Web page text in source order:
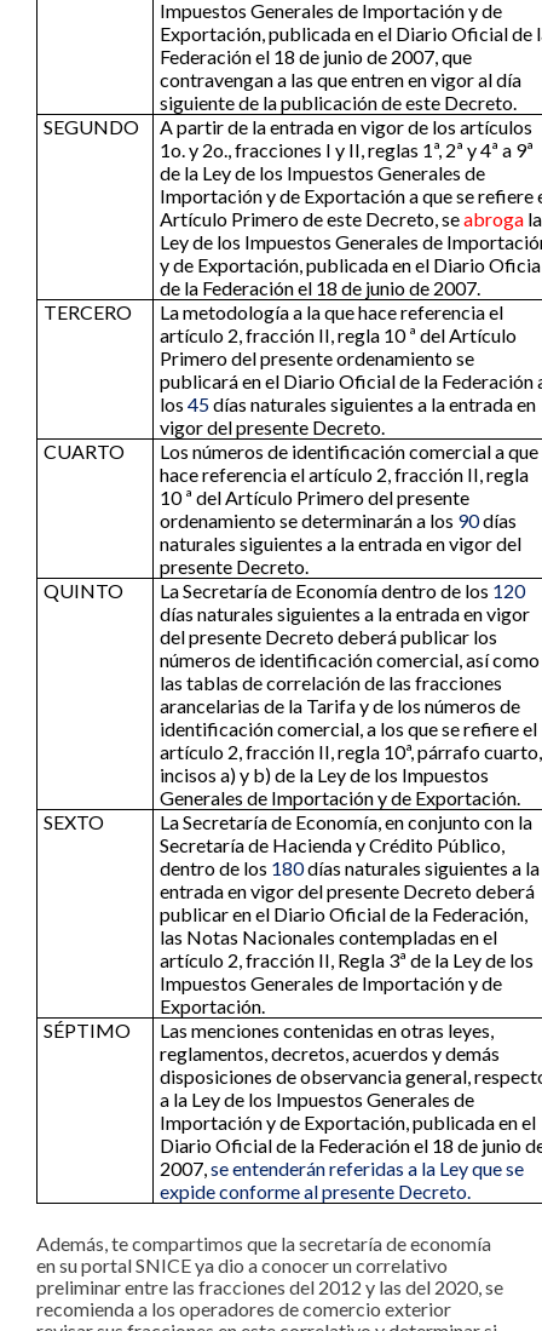
Impuestos Generales de Importación y de
Exportación, publicada en el Diario Oficial de
Federación el 18 de junio de 2007, que
contravengan a las que entren en vigor al día
siguiente de la publicación de este Decreto.
SEGUNDO
A partir de la entrada en vigor de los artículos
1o. y 2o., fracciones I y II, reglas 1ª, 2ª y 4ª a 9ª
de la Ley de los Impuestos Generales de
Importación y de Exportación a que se refiere
Artículo Primero de este Decreto, seabroga la
Ley de los Impuestos Generales de
y de Exportación, publicada en el Diario
de la Federación el 18 de junio de 2007.
TERCERO
La metodología a la que hace referencia el
artículo 2, fracción II, regla 10 ª del Artículo
Primero del presente ordenamiento se
publicará en el Diario Oficial de la Federación
los 45días naturales siguientes a la entrada en
vigor del presente Decreto.
CUARTO
Los números de identificación comercial a que
hace referencia el artículo 2, fracción II, regla
10 ª del Artículo Primero del presente
ordenamiento se determinarán a los 90días
naturales siguientes a la entrada en vigor del
presente Decreto.
QUINTO
La Secretaría de Economía dentro de los 120
días naturales siguientes a la entrada en vigor
del presente Decreto deberá publicar los
números de identificación comercial, así como
las tablas de correlación de las fracciones
arancelarias de la Tarifa y de los números de
identificación comercial, a los que se refiere el
artículo 2, fracción II, regla 10ª, párrafo cuarto,
incisos a) y b) de la Ley de los Impuestos
Generales de Importación y de Exportación.
SEXTO
La Secretaría de Economía, en conjunto con la
Secretaría de Hacienda y Crédito Público,
dentro de los 180días naturales siguientes a la
entrada en vigor del presente Decreto deberá
publicar en el Diario Oficial de la Federación,
las Notas Nacionales contempladas en el
artículo 2, fracción II, Regla 3ª de la Ley de los
Impuestos Generales de Importación y de
Exportación.
SÉPTIMO
Las menciones contenidas en otras leyes,
reglamentos, decretos, acuerdos y demás
disposiciones de observancia general,
a la Ley de los Impuestos Generales de
Importación y de Exportación, publicada en el
Diario Oficial de la Federación el 18 de junio
2007,se entenderán referidas a la Ley que se
expide conforme al presente Decreto.
Además, te compartimos que la secretaría de economía
en su portal SNICE ya dio a conocer un correlativo
preliminar entre las fracciones del 2012 y las del 2020, se
recomienda a los operadores de comercio exterior